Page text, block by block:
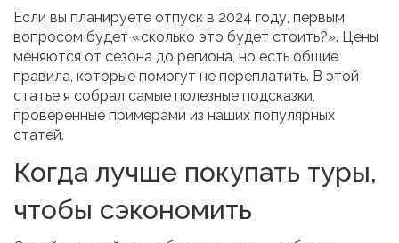
Если вы планируете отпуск в 2024 году, первым
вопросом будет «сколько это будет стоить?». Цены
меняются от сезона до региона, но есть общие
правила, которые помогут не переплатить. В этой
статье я собрал самые полезные подсказки,
проверенные примерами из наших популярных
статей.
Когда лучше покупать туры,
чтобы сэкономить